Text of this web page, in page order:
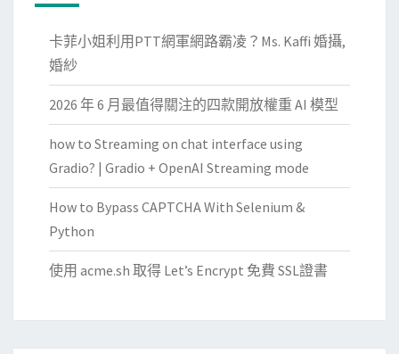
卡菲小姐利用PTT網軍網路霸凌？Ms. Kaffi 婚攝,
婚紗
2026 年 6 月最值得關注的四款開放權重 AI 模型
how to Streaming on chat interface using
Gradio? | Gradio + OpenAI Streaming mode
How to Bypass CAPTCHA With Selenium &
Python
使用 acme.sh 取得 Let’s Encrypt 免費 SSL證書